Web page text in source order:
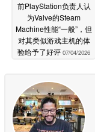
前PlayStation负责人认
为Valve的Steam
Machine性能“一般”，但
对其类似游戏主机的体
验给予了好评 07/04/2026